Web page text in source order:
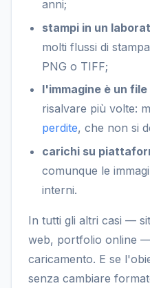
anni;
stampi in un
molti flussi di
PNG o TIFF;
l'immagine è un
risalvare più volte:
perdite, che non si
carichi su
comunque le
interni.
In tutti gli altri casi —
web, portfolio online
caricamento. E se
senza cambiare